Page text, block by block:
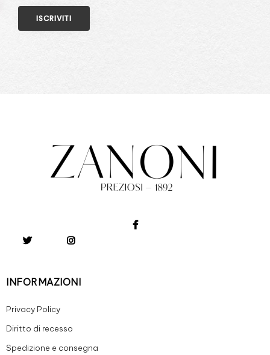
INFORMAZIONI
Privacy Policy
Diritto di recesso
Spedizione e consegna